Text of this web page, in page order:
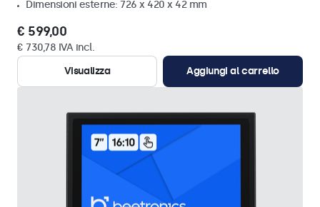
Dimensioni esterne: 726 x 420 x 42 mm
€ 599,00
€ 730,78 IVA incl.
Visualizza
Aggiungi al carrello